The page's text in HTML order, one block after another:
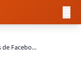
Cómo Comprar Comentarios Reales de Facebook para un Aumento Instantáneo de Participación